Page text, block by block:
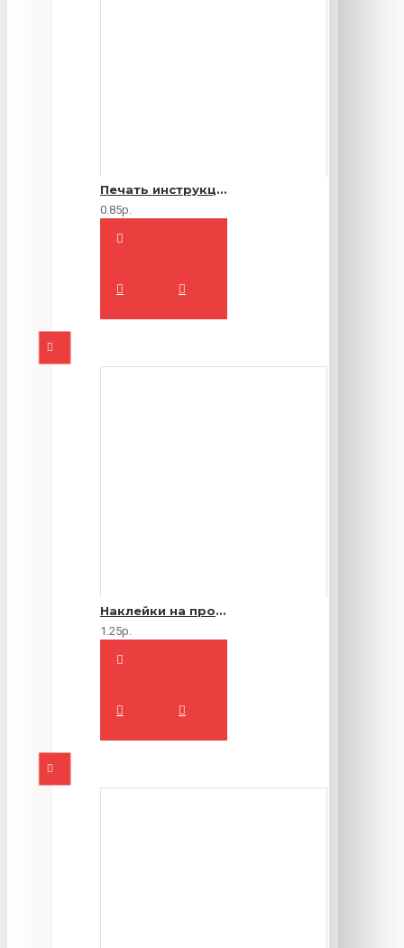
Печать инструкций по эксплуатации
0.85р.
Наклейки на продукты
1.25р.